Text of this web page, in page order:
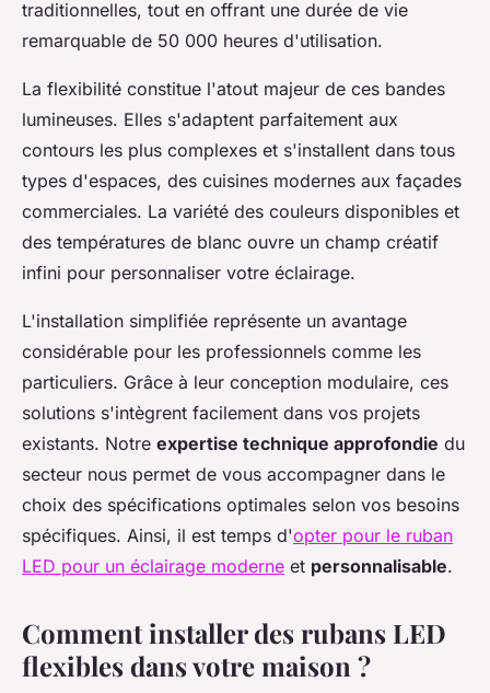
traditionnelles, tout en offrant une durée de vie
remarquable de 50 000 heures d'utilisation.
La flexibilité constitue l'atout majeur de ces bandes
lumineuses. Elles s'adaptent parfaitement aux
contours les plus complexes et s'installent dans tous
types d'espaces, des cuisines modernes aux façades
commerciales. La variété des couleurs disponibles et
des températures de blanc ouvre un champ créatif
infini pour personnaliser votre éclairage.
L'installation simplifiée représente un avantage
considérable pour les professionnels comme les
particuliers. Grâce à leur conception modulaire, ces
solutions s'intègrent facilement dans vos projets
existants. Notre expertise technique approfondie du
secteur nous permet de vous accompagner dans le
choix des spécifications optimales selon vos besoins
spécifiques. Ainsi, il est temps d'opter pour le ruban
LED pour un éclairage moderne et personnalisable.
Comment installer des rubans LED
flexibles dans votre maison ?